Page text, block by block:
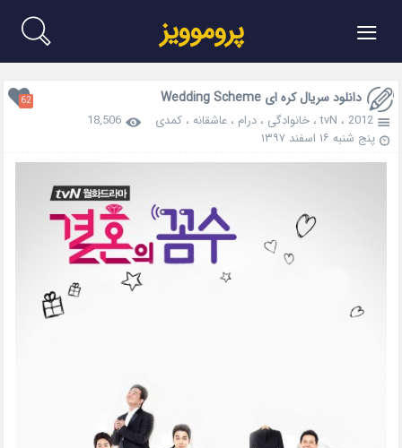
≡ پروموویز
دانلود سریال کره ای Wedding Scheme 62
2012 ، tvN،خانوادگی ،درام ،عاشقانه ،کمدی
18,506
پنج شنبه ۱۶ اسفند ۱۳۹۷